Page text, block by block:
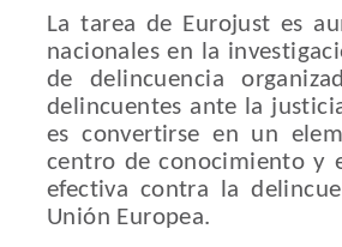
La tarea de Eurojust es
nacionales en la
de delincuencia
delincuentes ante la
es convertirse en un
centro de conocimiento y
efectiva contra la
Unión Europea.